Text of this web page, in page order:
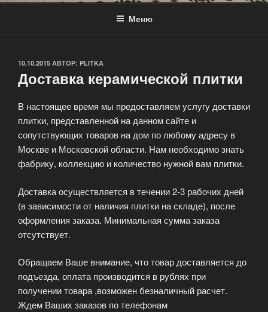
Меню
ОПУБЛИКОВАНО
10.10.2015 АВТОР: PLITKA
Доставка керамической плитки
В настоящее время мы предоставляем услугу доставки
плитки, представленной на данном сайте и
сопутствующих товаров на дом по любому адресу в
Москве и Московской области. Нам необходимо знать
фабрику, коллекцию и количество нужной вам плитки.
Доставка осуществляется в течении 2-3 рабочих дней
(в зависимости от наличия плитки на складе), после
оформления заказа. Минимальная сумма заказа
отсутствует.
Обращаем Ваше внимание, что товар доставляется до
подъезда, оплата производится в рублях при
получении товара ,возможен безналичный расчет.
Ждем Ваших заказов по телефонам